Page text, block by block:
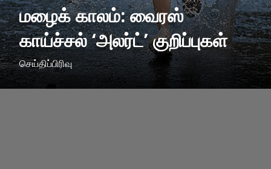
மழைக் காலம்: வைரஸ்
காய்ச்சல் ‘அலர்ட்’ குறிப்புகள்
செய்திப்பிரிவு